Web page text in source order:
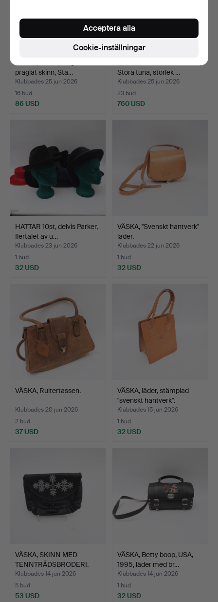
präglat skinn, Stä…
Klubbades 25 jun 2026
16 bud
86 USD
Stora tuna, storlek …
Klubbades 25 jun 2026
23 bud
760 USD
HATTAR 10st, delvis Parker,
flertalet av u…
Klubbades 23 jun 2026
1 bud
32 USD
VÄSKA, "Svenskt hantverk"
läder.
Klubbades 22 jun 2026
1 bud
32 USD
VÄSKA, Ruitertassen.
Klubbades 20 jun 2026
2 bud
37 USD
VÄSKA, läder, stämplad
"svenskt hantverk".
Klubbades 15 jun 2026
1 bud
32 USD
VÄSKA, SKINN MED
TENNTRÅDSBRODERI.
Klubbades 14 jun 2026
5 bud
53 USD
VÄSKA, Betty boop, USA,
1995, läder med br…
Klubbades 14 jun 2026
1 bud
32 USD
Cookie-inställningar
Acceptera alla